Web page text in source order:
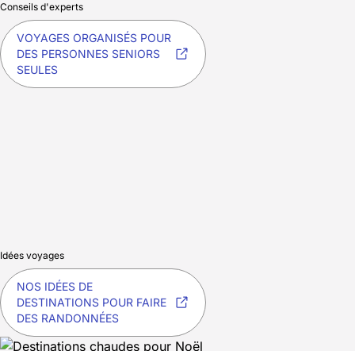
Conseils d'experts
VOYAGES ORGANISÉS POUR
DES PERSONNES SENIORS
SEULES
Idées voyages
NOS IDÉES DE
DESTINATIONS POUR FAIRE
DES RANDONNÉES